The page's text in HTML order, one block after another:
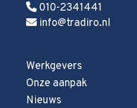
010-2341441
info@tradiro.nl
Werkgevers
Onze aanpak
Nieuws